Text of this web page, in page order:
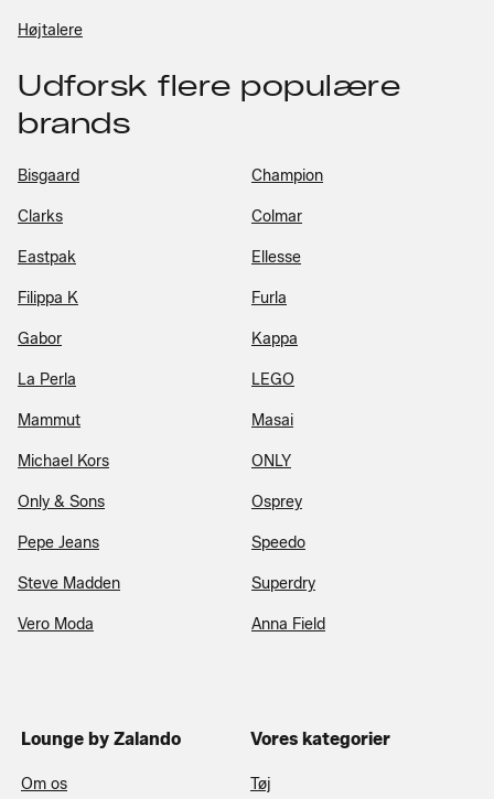
Højtalere
Udforsk flere populære
brands
Bisgaard Champion
Clarks Colmar
Eastpak Ellesse
Filippa K Furla
Gabor Kappa
La Perla LEGO
Mammut Masai
Michael Kors ONLY
Only & Sons Osprey
Pepe Jeans Speedo
Steve Madden Superdry
Vero Moda Anna Field
Lounge by Zalando
Om os
Vores kategorier
Tøj